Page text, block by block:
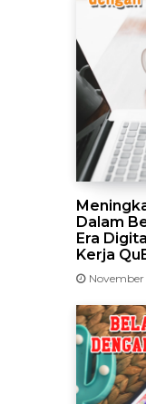
Dalam
Era
Kerja
November